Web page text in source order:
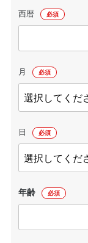
西暦 必須
月 必須
日 必須
年齢 必須